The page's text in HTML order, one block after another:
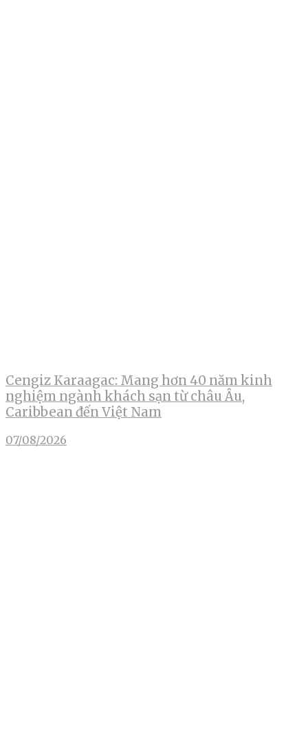
Cengiz Karaagac: Mang hơn 40 năm kinh
nghiệm ngành khách sạn từ châu Âu,
Caribbean đến Việt Nam
07/08/2026